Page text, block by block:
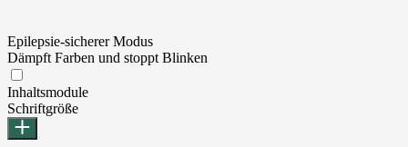
Epilepsie-sicherer Modus
Dämpft Farben und stoppt Blinken
Inhaltsmodule
Schriftgröße